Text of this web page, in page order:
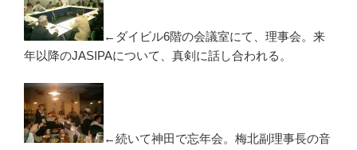
←ダイビル6階の会議室にて、理事会。来
年以降のJASIPAについて、真剣に話し合われる。
←続いて神田で忘年会。梅北副理事長の音